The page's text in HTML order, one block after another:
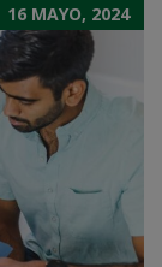
16 MAYO, 2024